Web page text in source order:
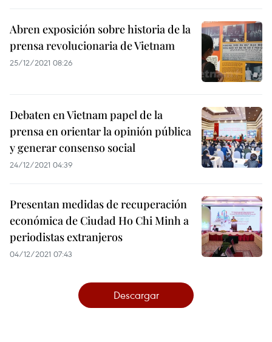
Abren exposición sobre historia de la
prensa revolucionaria de Vietnam
25/12/2021 08:26
Debaten en Vietnam papel de la
prensa en orientar la opinión pública
y generar consenso social
24/12/2021 04:39
Presentan medidas de recuperación
económica de Ciudad Ho Chi Minh a
periodistas extranjeros
04/12/2021 07:43
Descargar